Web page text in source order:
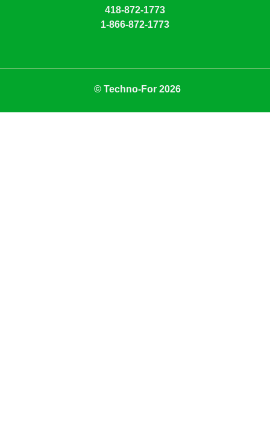
418-872-1773
1-866-872-1773
© Techno-For 2026